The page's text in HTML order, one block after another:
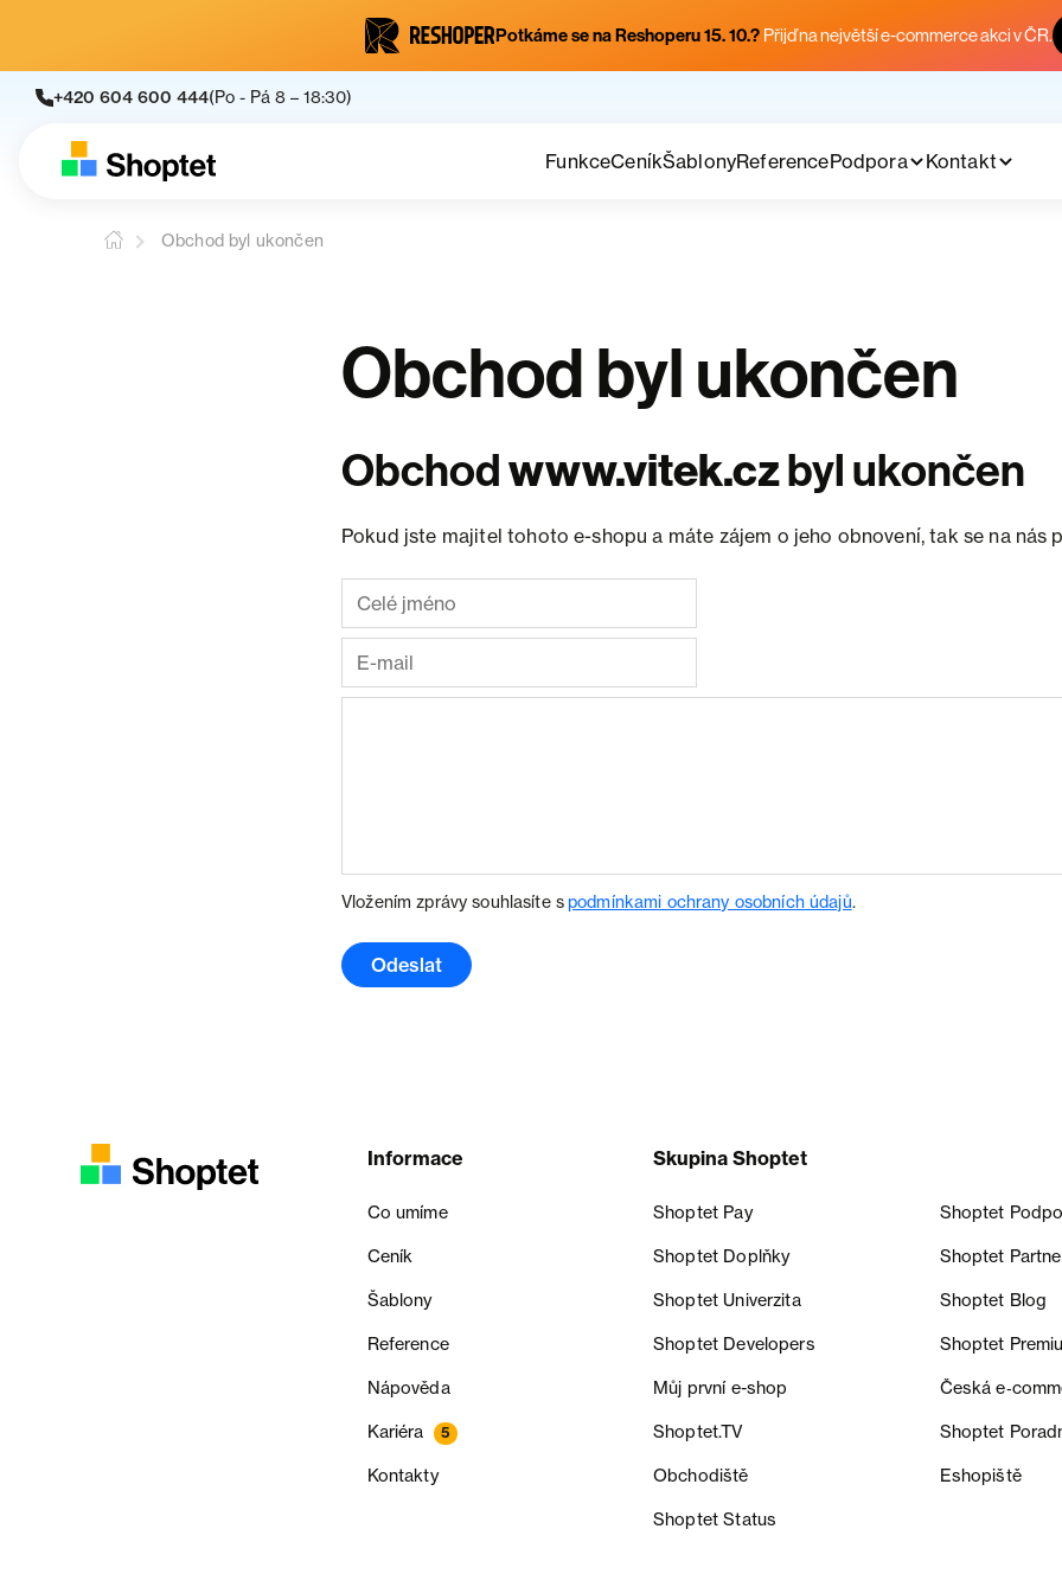
Potkáme se na Reshoperu 15. 10.? Přijď na největší e-commerce akci v ČR.
+420 604 600 444(Po - Pá 8 – 18:30)
FunkceCeníkŠablonyReferencePodpora Kontakt
Obchod byl ukončen
Obchod byl ukončen
Obchodwww.vitek.czbyl ukončen
Pokud jste majitel tohoto e-shopu a máte zájem o jeho obnovení, tak se na nás
Vložením zprávy souhlasíte spodmínkami ochrany osobních údajů.
Odeslat
Informace
Co umíme
Ceník
Šablony
Reference
Nápověda
Kariéra 5
Kontakty
Skupina Shoptet
Shoptet Pay Shoptet
Shoptet Doplňky Shoptet
Shoptet Univerzita Shoptet Blog
Shoptet Developers Shoptet
Můj první e-shop Česká
Shoptet.TV Shoptet
Obchodiště Eshopiště
Shoptet Status